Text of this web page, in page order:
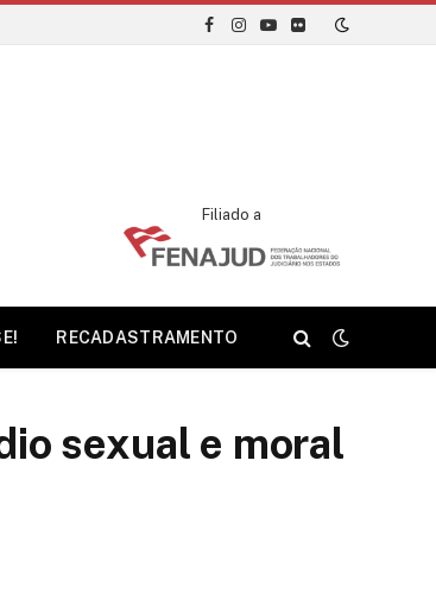
Facebook
Instagram
YouTube
Flickr
Filiado a
RECADASTRAMENTO
sexual e moral